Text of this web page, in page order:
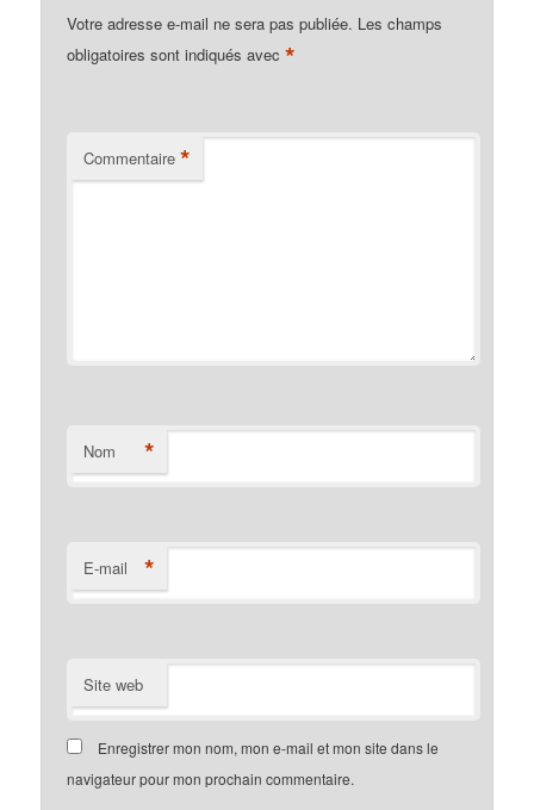
Votre adresse e-mail ne sera pas publiée. Les champs
obligatoires sont indiqués avec*
Commentaire *
Nom *
E-mail *
Site web
Enregistrer mon nom, mon e-mail et mon site dans le
navigateur pour mon prochain commentaire.